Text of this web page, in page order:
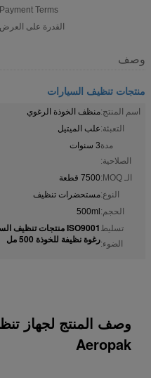
Payment Terms:
القدرة على
وصف
منتجات تنظيف السيارات
اسم المنتج:منظف ​​الخوذة الرغوي
التعبئة:علب الميتيل
مدة
الصلاحية:
3 سنوات
الـ MOQ:
7500 قطعة
النوع:مستحضرات تنظيف
الحجم:500ml
تسليط
الضوء:
ISO9001 منتجات تنظيف السيارات
رغوة نظيفة للخوذة 500 مل
وصف المنتج لجهاز
Aeropak